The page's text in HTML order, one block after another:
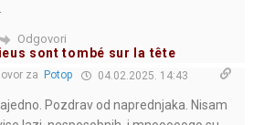
Odgovori
sont tombé sur la tête
za Potop 04.02.2025. 14:43
Pozdrav od naprednjaka. Nisam